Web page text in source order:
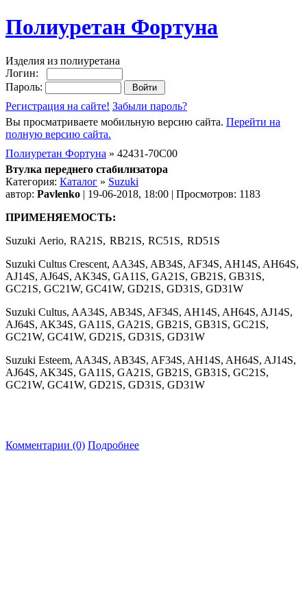
Полиуретан Фортуна
Изделия из полиуретана
Логин:
Пароль:
Регистрация на сайте! Забыли пароль?
Вы просматриваете мобильную версию сайта. Перейти на
полную версию сайта.
Полиуретан Фортуна » 42431-70C00
Втулка переднего стабилизатора
Категория: Каталог » Suzuki
автор: Pavlenko | 19-06-2018, 18:00 | Просмотров: 1183
ПРИМЕНЯЕМОСТЬ:
Suzuki Aerio, RA21S, RB21S, RC51S, RD51S
Suzuki Cultus Crescent, AA34S, AB34S, AF34S, AH14S, AH64S,
AJ14S, AJ64S, AK34S, GA11S, GA21S, GB21S, GB31S,
GC21S, GC21W, GC41W, GD21S, GD31S, GD31W
Suzuki Cultus, AA34S, AB34S, AF34S, AH14S, AH64S, AJ14S,
AJ64S, AK34S, GA11S, GA21S, GB21S, GB31S, GC21S,
GC21W, GC41W, GD21S, GD31S, GD31W
Suzuki Esteem, AA34S, AB34S, AF34S, AH14S, AH64S, AJ14S,
AJ64S, AK34S, GA11S, GA21S, GB21S, GB31S, GC21S,
GC21W, GC41W, GD21S, GD31S, GD31W
Комментарии (0) Подробнее